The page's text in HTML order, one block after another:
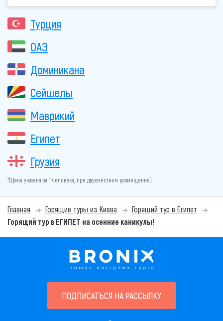
Турция
ОАЭ
Доминикана
Сейшелы
Маврикий
Египет
Грузия
*(Цена указана за 1 человека, при двухместном размещении)
Главная Горящие туры из Киева
Горящий тур в Египет
Горящий тур в ЕГИПЕТ на осенние каникулы!
ПОДПИСАТЬСЯ НА РАССЫЛКУ